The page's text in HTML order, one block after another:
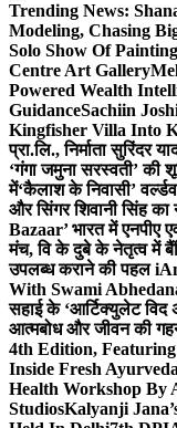
Trending News:
Modeling, Chasing
Solo Show Of
Centre Art Gallery
Powered Wealth
GuidanceSachiin
Kingfisher Villa Into
प्रा.लि., निर्माता सुरिंदर
‘गंगा जमुना सरस्वती’ की
में‘कैलाश के निवासी’
और सिंगर शिवानी सिंह का
Bazaar’ भारत में एनपीए
मंच, वि के दुबे के नेतृत्व में
उपलब्ध कराने की पहल i
With Swami
सहाई के ‘आर्टिक्युलेट विद
आत्मबोध और जीवन की
4th Edition,
Inside Fresh
Health Workshop By
StudiosKalyanji